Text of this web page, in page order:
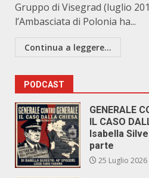
Gruppo di Visegrad (luglio
l’Ambasciata di Polonia ha...
Continua a leggere...
PODCAST
GENERALE
IL CASO
Isabella
parte
25 Luglio 2026